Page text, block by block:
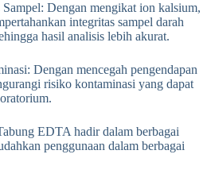
Dengan mengikat ion kalsium,
integritas sampel darah
hasil analisis lebih akurat.
Dengan mencegah pengendapan
risiko kontaminasi yang dapat
EDTA hadir dalam berbagai
penggunaan dalam berbagai